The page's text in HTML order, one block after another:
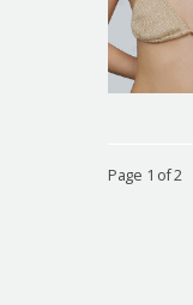
Page 1 of 2